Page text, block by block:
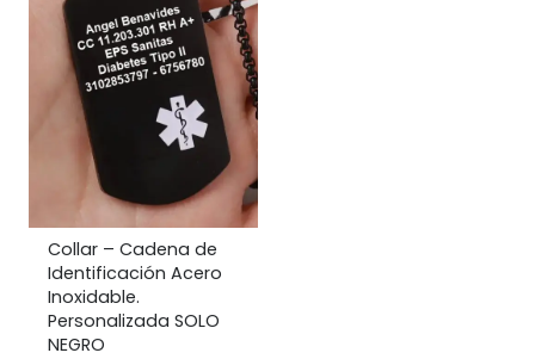
Collar – Cadena de
Identificación Acero
Inoxidable.
Personalizada SOLO
NEGRO